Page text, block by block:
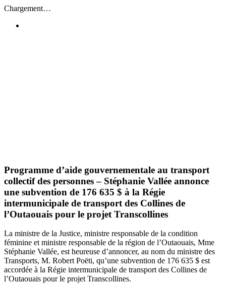
Passer
contenu
Chargement…
Programme d’aide gouvernementale au transport
collectif des personnes – Stéphanie Vallée annonce
une subvention de 176 635 $ à la Régie
intermunicipale de transport des Collines de
l’Outaouais pour le projet Transcollines
La ministre de la Justice, ministre responsable de la condition
féminine et ministre responsable de la région de l’Outaouais, Mme
Stéphanie Vallée, est heureuse d’annoncer, au nom du ministre des
Transports, M. Robert Poëti, qu’une subvention de 176 635 $ est
accordée à la Régie intermunicipale de transport des Collines de
l’Outaouais pour le projet Transcollines.